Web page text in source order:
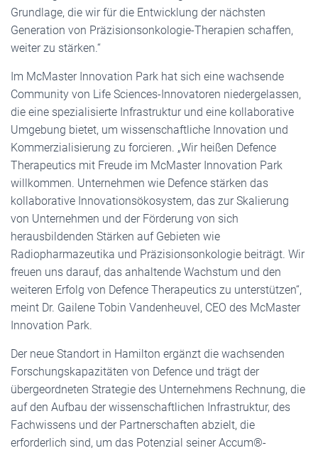
Grundlage, die wir für die Entwicklung der nächsten
Generation von Präzisionsonkologie-Therapien schaffen,
weiter zu stärken.“
Im McMaster Innovation Park hat sich eine wachsende
Community von Life Sciences-Innovatoren niedergelassen,
die eine spezialisierte Infrastruktur und eine kollaborative
Umgebung bietet, um wissenschaftliche Innovation und
Kommerzialisierung zu forcieren. „Wir heißen Defence
Therapeutics mit Freude im McMaster Innovation Park
willkommen. Unternehmen wie Defence stärken das
kollaborative Innovationsökosystem, das zur Skalierung
von Unternehmen und der Förderung von sich
herausbildenden Stärken auf Gebieten wie
Radiopharmazeutika und Präzisionsonkologie beiträgt. Wir
freuen uns darauf, das anhaltende Wachstum und den
weiteren Erfolg von Defence Therapeutics zu unterstützen“,
meint Dr. Gailene Tobin Vandenheuvel, CEO des McMaster
Innovation Park.
Der neue Standort in Hamilton ergänzt die wachsenden
Forschungskapazitäten von Defence und trägt der
übergeordneten Strategie des Unternehmens Rechnung, die
auf den Aufbau der wissenschaftlichen Infrastruktur, des
Fachwissens und der Partnerschaften abzielt, die
erforderlich sind, um das Potenzial seiner Accum®-